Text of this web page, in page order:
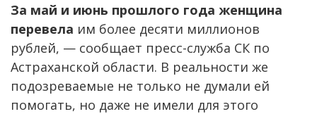
За май и июнь прошлого года женщина
перевела им более десяти миллионов
рублей, — сообщает пресс-служба СК по
Астраханской области. В реальности же
подозреваемые не только не думали ей
помогать, но даже не имели для этого